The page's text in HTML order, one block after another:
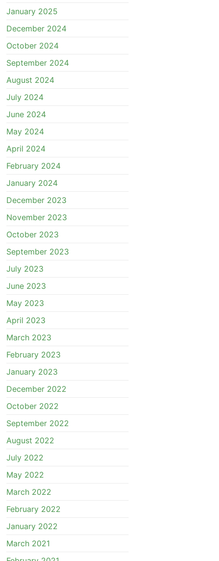
January 2025
December 2024
October 2024
September 2024
August 2024
July 2024
June 2024
May 2024
April 2024
February 2024
January 2024
December 2023
November 2023
October 2023
September 2023
July 2023
June 2023
May 2023
April 2023
March 2023
February 2023
January 2023
December 2022
October 2022
September 2022
August 2022
July 2022
May 2022
March 2022
February 2022
January 2022
March 2021